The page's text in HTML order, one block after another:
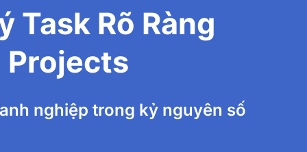
Task Rõ Ràng
Projects
nghiệp trong kỷ nguyên số